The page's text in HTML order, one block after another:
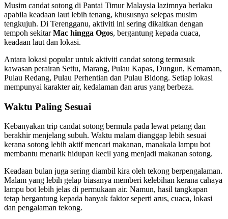
Musim candat sotong di Pantai Timur Malaysia lazimnya berlaku
apabila keadaan laut lebih tenang, khususnya selepas musim
tengkujuh. Di Terengganu, aktiviti ini sering dikaitkan dengan
tempoh sekitarMac hingga Ogos, bergantung kepada cuaca,
keadaan laut dan lokasi.
Antara lokasi popular untuk aktiviti candat sotong termasuk
kawasan perairan Setiu, Marang, Pulau Kapas, Dungun, Kemaman,
Pulau Redang, Pulau Perhentian dan Pulau Bidong. Setiap lokasi
mempunyai karakter air, kedalaman dan arus yang berbeza.
Waktu Paling Sesuai
Kebanyakan trip candat sotong bermula pada lewat petang dan
berakhir menjelang subuh. Waktu malam dianggap lebih sesuai
kerana sotong lebih aktif mencari makanan, manakala lampu bot
membantu menarik hidupan kecil yang menjadi makanan sotong.
Keadaan bulan juga sering diambil kira oleh tekong berpengalaman.
Malam yang lebih gelap biasanya memberi kelebihan kerana cahaya
lampu bot lebih jelas di permukaan air. Namun, hasil tangkapan
tetap bergantung kepada banyak faktor seperti arus, cuaca, lokasi
dan pengalaman tekong.